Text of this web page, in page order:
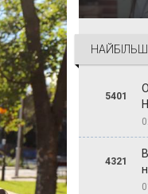
5401
4321